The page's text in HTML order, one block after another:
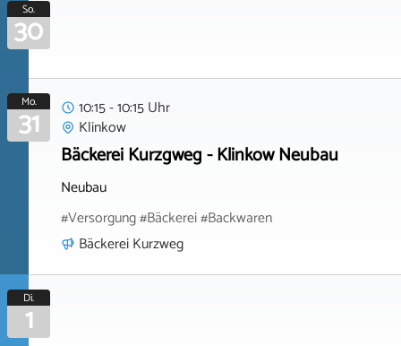
So.
30
Mo.
31
10:15 - 10:15 Uhr
Klinkow
Bäckerei Kurzgweg - Klinkow Neubau
Neubau
#Versorgung #Bäckerei #Backwaren
Bäckerei Kurzweg
Di.
1